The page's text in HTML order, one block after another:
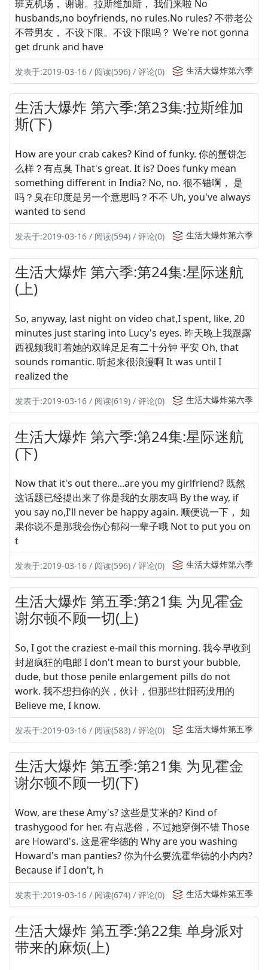
班克机场， 谢谢。拉斯维加斯， 我们来啦 No
husbands,no boyfriends, no rules.No rules? 不带老公
不带男友， 不设下限。不设下限吗？ We're not gonna
get drunk and have
发表于:2019-03-16 / 阅读(596) / 评论(0) 生活大爆炸第六季
生活大爆炸 第六季:第23集:拉斯维加
斯(下)
How are your crab cakes? Kind of funky. 你的蟹饼怎
么样？有点臭 That's great. It is? Does funky mean
something different in India? No, no. 很不错啊， 是
吗？臭在印度是另一个意思吗？不不 Uh, you've always
wanted to send
发表于:2019-03-16 / 阅读(594) / 评论(0) 生活大爆炸第六季
生活大爆炸 第六季:第24集:星际迷航
(上)
So, anyway, last night on video chat,I spent, like, 20
minutes just staring into Lucy's eyes. 昨天晚上我跟露
西视频我盯着她的双眸足足有二十分钟 平安 Oh, that
sounds romantic. 听起来很浪漫啊 It was until I
realized the
发表于:2019-03-16 / 阅读(619) / 评论(0) 生活大爆炸第六季
生活大爆炸 第六季:第24集:星际迷航
(下)
Now that it's out there...are you my girlfriend? 既然
这话题已经提出来了你是我的女朋友吗 By the way, if
you say no,I'll never be happy again. 顺便说一下， 如
果你说不是那我会伤心郁闷一辈子哦 Not to put you on
t
发表于:2019-03-16 / 阅读(596) / 评论(0) 生活大爆炸第六季
生活大爆炸 第五季:第21集 为见霍金
谢尔顿不顾一切(上)
So, I got the craziest e-mail this morning. 我今早收到
封超疯狂的电邮 I don't mean to burst your bubble,
dude, but those penile enlargement pills do not
work. 我不想扫你的兴，伙计，但那些壮阳药没用的
Believe me, I know.
发表于:2019-03-16 / 阅读(583) / 评论(0) 生活大爆炸第五季
生活大爆炸 第五季:第21集 为见霍金
谢尔顿不顾一切(下)
Wow, are these Amy's? 这些是艾米的? Kind of
trashygood for her. 有点恶俗，不过她穿倒不错 Those
are Howard's. 这是霍华德的 Why are you washing
Howard's man panties? 你为什么要洗霍华德的小内内?
Because if I don't, h
发表于:2019-03-16 / 阅读(674) / 评论(0) 生活大爆炸第五季
生活大爆炸 第五季:第22集 单身派对
带来的麻烦(上)